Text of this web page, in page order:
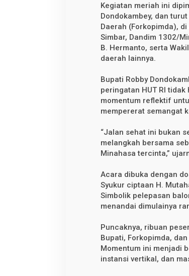
H
U
T
k
e
-
0
Kegiatan meriah ini
Dondokambey, dan
Daerah (Forkopimda),
Simbar, Dandim 1302/
B. Hermanto, serta
daerah lainnya.
Bupati Robby
peringatan HUT RI
momentum reflektif
mempererat semangat
“Jalan sehat ini bukan
melangkah bersama
Minahasa tercinta,”
Acara dibuka dengan
Syukur ciptaan H.
Simbolik pelepasan
menandai dimulainya
Puncaknya, ribuan
Bupati, Forkopimda,
Momentum ini menjadi
instansi vertikal, dan